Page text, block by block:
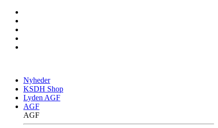
Nyheder
KSDH Shop
Lyden AGF
AGF
AGF